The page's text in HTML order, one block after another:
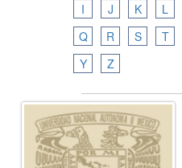
I
J K L
Q
R S T
Y
Z